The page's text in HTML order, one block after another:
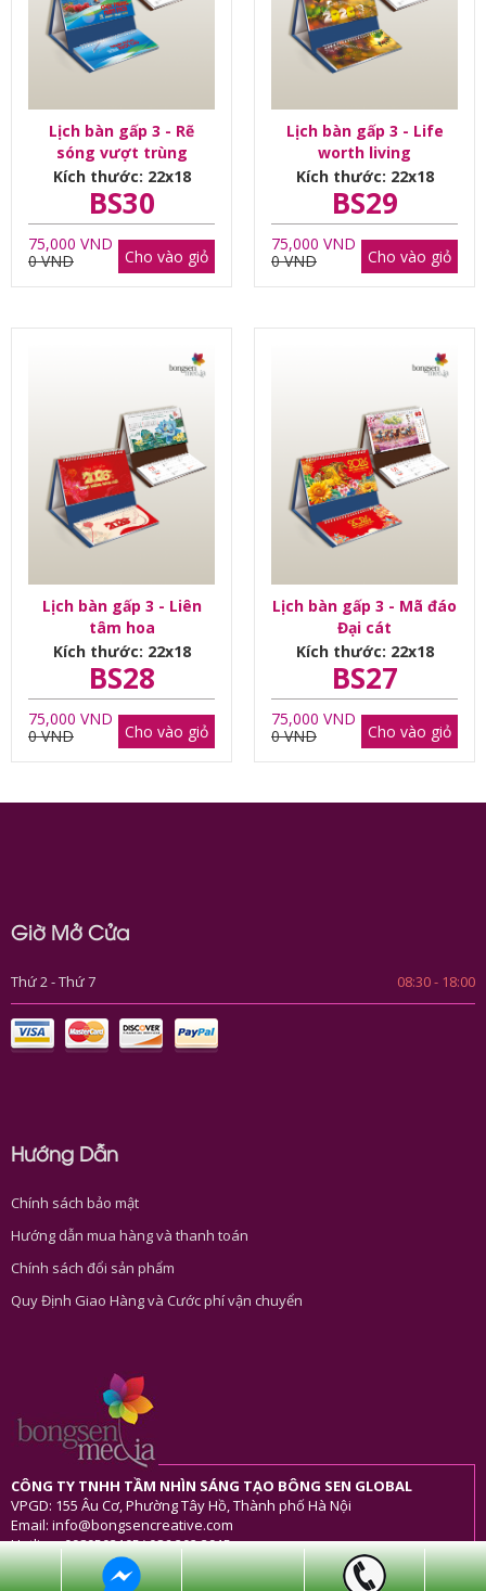
Lịch bàn gấp 3 - Rẽ
sóng vượt trùng
dương
Kích thước: 22x18
BS30
75,000 VND
0 VND
Cho vào giỏ
Lịch bàn gấp 3 - Life
worth living
Kích thước: 22x18
BS29
75,000 VND
0 VND
Cho vào giỏ
Lịch bàn gấp 3 - Liên
tâm hoa
Kích thước: 22x18
BS28
75,000 VND
0 VND
Cho vào giỏ
Lịch bàn gấp 3 - Mã đáo
Đại cát
Kích thước: 22x18
BS27
75,000 VND
0 VND
Cho vào giỏ
Giờ Mở Cửa
Thứ 2 - Thứ 7 08:30 - 18:00
Hướng Dẫn
Chính sách bảo mật
Hướng dẫn mua hàng và thanh toán
Chính sách đổi sản phẩm
Quy Định Giao Hàng và Cước phí vận chuyển
CÔNG TY TNHH TẦM NHÌN SÁNG TẠO BÔNG SEN GLOBAL
VPGD: 155 Âu Cơ, Phường Tây Hồ, Thành phố Hà Nội
Email: info@bongsencreative.com
Hotline: 0989503105/ 086 202 3915